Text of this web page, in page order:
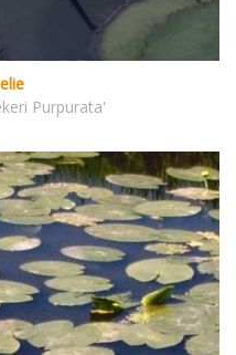
Purpurata'